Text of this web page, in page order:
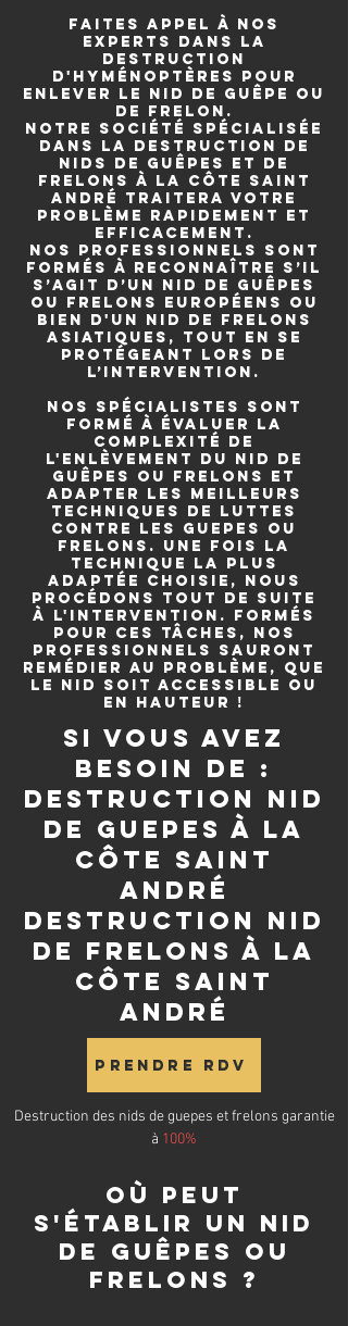
Faites appel à nos
experts dans la
destruction
d'hyménoptères pour
enlever le nid de guêpe ou
de frelon.
Notre société spécialisée
dans la destruction de
nids de guêpes et de
frelons à La Côte Saint
André traitera votre
problème rapidement et
efficacement.
Nos professionnels sont
formés à reconnaître s’il
s’agit d’un nid de guêpes
ou frelons européens ou
bien d'un nid de frelons
asiatiques, tout en se
protégeant lors de
l’intervention.
Nos spécialistes sont
formé à évaluer la
complexité de
l'enlèvement du nid de
guêpes ou frelons et
adapter les meilleurs
techniques de luttes
contre les guepes ou
frelons. Une fois la
technique la plus
adaptée choisie, nous
procédons tout de suite
à l'intervention. Formés
pour ces tâches, nos
professionnels sauront
remédier au problème, que
le nid soit accessible ou
en hauteur !
si vous avez
besoin de :
destruction nid
de guepes à La
Côte Saint
André
destruction nid
de frelons à La
Côte Saint
André
Prendre RDV
Destruction des nids de guepes et frelons garantie
à 100%
Où peut
s'établir un nid
de guêpes ou
frelons ?